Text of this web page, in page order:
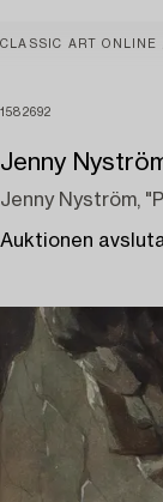
CLASSIC ART ONLINE
1582692
Jenny
Jenny Nyström,
Auktionen